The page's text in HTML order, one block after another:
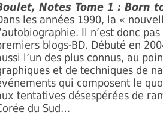
Notes Tome 1 : Born
les années 1990, la «
Il n’est donc
blogs-BD. Débuté en
l’un des plus connus, au
et de techniques de
qui composent le
tentatives désespérées de
du Sud…